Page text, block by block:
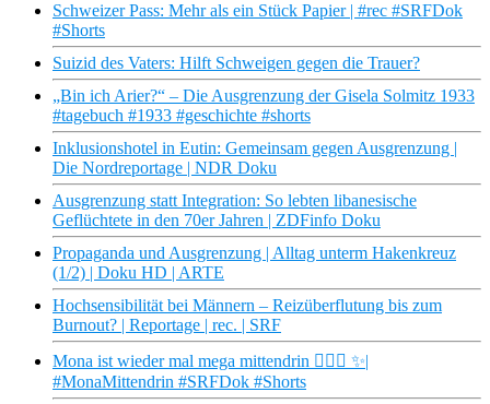
Schweizer Pass: Mehr als ein Stück Papier | #rec #SRFDok
#Shorts
Suizid des Vaters: Hilft Schweigen gegen die Trauer?
„Bin ich Arier?“ – Die Ausgrenzung der Gisela Solmitz 1933
#tagebuch #1933 #geschichte #shorts
Inklusionshotel in Eutin: Gemeinsam gegen Ausgrenzung |
Die Nordreportage | NDR Doku
Ausgrenzung statt Integration: So lebten libanesische
Geflüchtete in den 70er Jahren | ZDFinfo Doku
Propaganda und Ausgrenzung | Alltag unterm Hakenkreuz
(1/2) | Doku HD | ARTE
Hochsensibilität bei Männern – Reizüberflutung bis zum
Burnout? | Reportage | rec. | SRF
Mona ist wieder mal mega mittendrin 💁🏻‍♀️ ✨|
#MonaMittendrin #SRFDok #Shorts